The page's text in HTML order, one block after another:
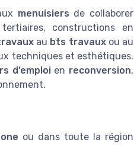
menuisiers de collaborer
constructions en
au bts travauxou au
techniques et esthétiques.
d’emploien reconversion,
ou dans toute la région